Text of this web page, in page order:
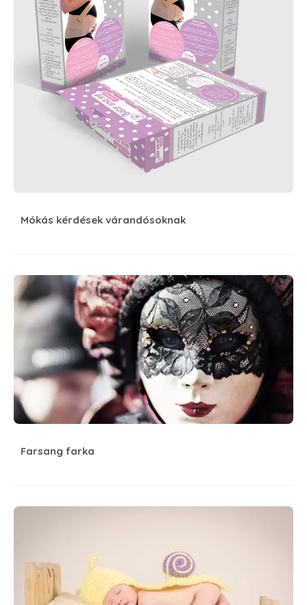
Mókás kérdések várandósoknak
Farsang farka